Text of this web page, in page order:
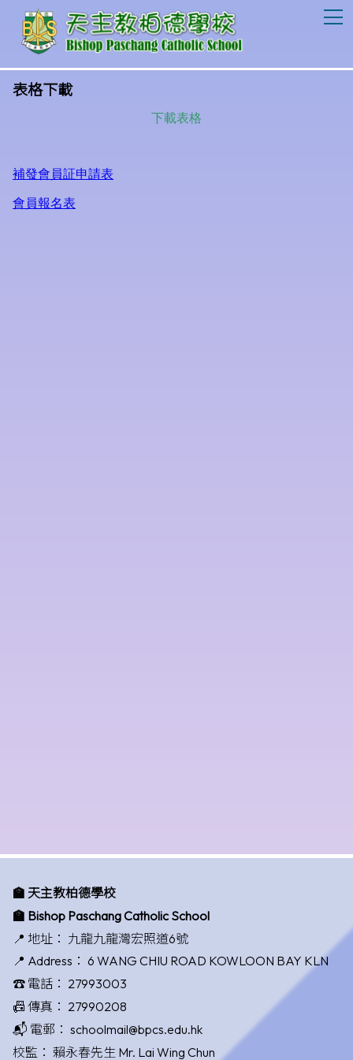
表格下載
🏫 天主教柏德學校
🏫 Bishop Paschang Catholic School
📍 地址： 九龍九龍灣宏照道6號
📍 Address： 6 WANG CHIU ROAD KOWLOON BAY KLN
☎️ 電話： 27993003
📠 傳真： 27990208
📬 電郵： schoolmail@bpcs.edu.hk
校監： 賴永春先生 Mr. Lai Wing Chun